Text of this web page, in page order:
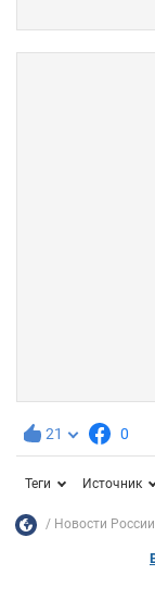
21 0
Теги Источник
Новости России